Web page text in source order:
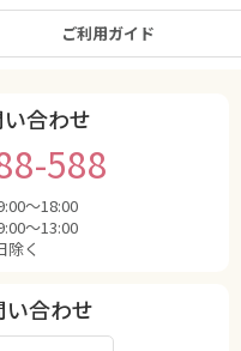
ご利用ガイド
合わせ
588
〜18:00
〜13:00
く
い合わせ